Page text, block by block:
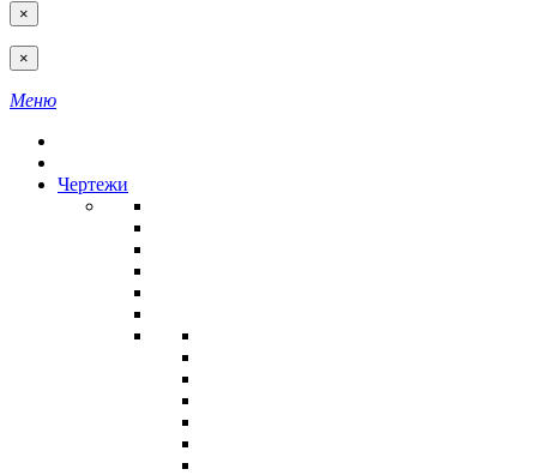
×
×
Меню
Чертежи